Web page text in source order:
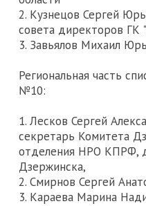
2. Кузнецов Сергей
совета директоров ГК
3. Завьялов Михаил
Региональная часть
№10:
1. Лесков Сергей
секретарь Комитета
отделения НРО КПРФ,
Дзержинска,
2. Смирнов Сергей
3. Караева Марина